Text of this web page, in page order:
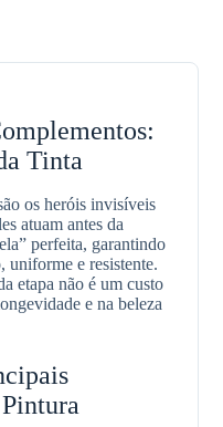
Tinta
os heróis invisíveis
atuam antes da
perfeita, garantindo
uniforme e resistente.
etapa não é um custo
e na beleza